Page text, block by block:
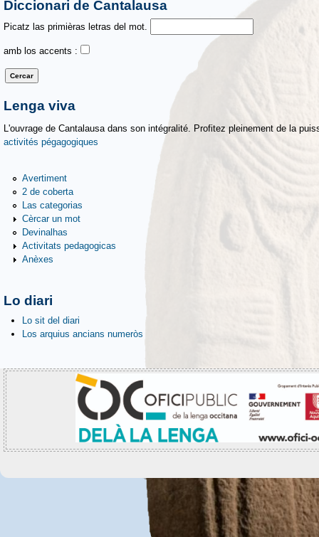
Diccionari de Cantalausa
Picatz las primièras letras del mot.
amb los accents :
Lenga viva
L'ouvrage de Cantalausa dans son intégralité. Profitez pleinement de la
activités pégagogiques
Avertiment
2 de coberta
Las categorias
Cèrcar un mot
Devinalhas
Activitats pedagogicas
Anèxes
Lo diari
Lo sit del diari
Los arquius ancians numeròs